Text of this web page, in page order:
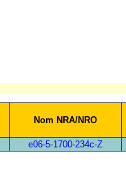
Nom NRA/NRO
e06-5-1700-234c-Z